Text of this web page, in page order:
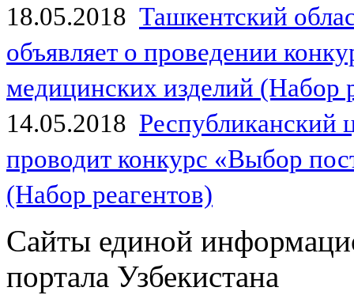
18.05.2018 Ташкентский
объявляет о проведении
медицинских изделий (Набор
14.05.2018
проводит конкурс «Выбор
(Набор реагентов)
Сайты единой
портала Узбекистана